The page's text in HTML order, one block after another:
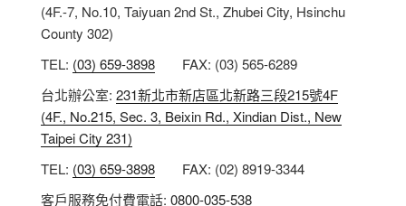
(4F.-7, No.10, Taiyuan 2nd St., Zhubei City, Hsinchu
County 302)
TEL: (03) 659-3898
FAX: (03) 565-6289
台北辦公室: 231新北市新店區北新路三段215號4F
(4F., No.215, Sec. 3, Beixin Rd., Xindian Dist., New
Taipei City 231)
TEL: (03) 659-3898
FAX: (02) 8919-3344
客戶服務免付費電話: 0800-035-538